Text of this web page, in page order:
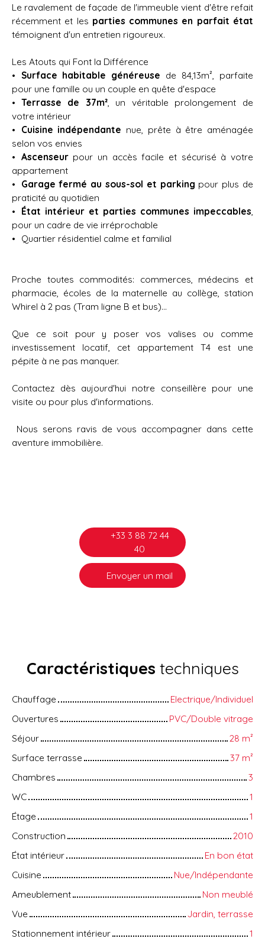
Le ravalement de façade de l'immeuble vient d'être refait
récemment et les parties communes en parfait état
témoignent d'un entretien rigoureux.
Les Atouts qui Font la Différence
Surface habitable généreuse de 84,13m², parfaite
pour une famille ou un couple en quête d'espace
Terrasse de 37m², un véritable prolongement de
votre intérieur
Cuisine indépendante nue, prête à être aménagée
selon vos envies
Ascenseurpour un accès facile et sécurisé à votre
appartement
Garage fermé au sous-sol et parking pour plus de
praticité au quotidien
État intérieur et parties communes impeccables,
pour un cadre de vie irréprochable
Quartier résidentiel calme et familial
Proche toutes commodités: commerces, médecins et
pharmacie, écoles de la maternelle au collège, station
Whirel à 2 pas (Tram ligne B et bus)...
Que ce soit pour y poser vos valises ou comme
investissement locatif, cet appartement T4 est une
pépite à ne pas manquer.
Contactez dès aujourd'hui notre conseillère pour une
visite ou pour plus d'informations.
Nous serons ravis de vous accompagner dans cette
aventure immobilière.
+33 3 88 72 44
40
Envoyer un mail
Caractéristiques techniques
Chauffage
Electrique/Individuel
Ouvertures
PVC/Double vitrage
Séjour
28 m²
Surface terrasse
37 m²
Chambres
3
WC
1
Étage
1
Construction
2010
État intérieur
En bon état
Cuisine
Nue/Indépendante
Ameublement
Non meublé
Vue
Jardin, terrasse
Stationnement intérieur
1